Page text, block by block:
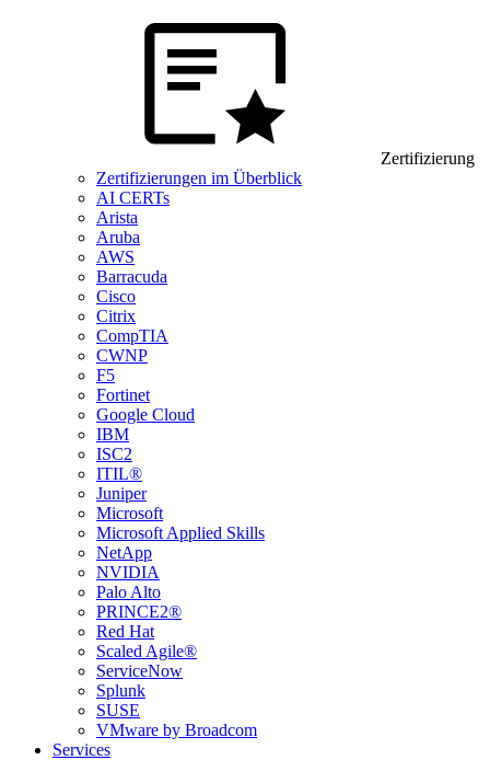
Zertifizierung
Zertifizierungen im Überblick
AI CERTs
Arista
Aruba
AWS
Barracuda
Cisco
Citrix
CompTIA
CWNP
F5
Fortinet
Google Cloud
IBM
ISC2
ITIL®
Juniper
Microsoft
Microsoft Applied Skills
NetApp
NVIDIA
Palo Alto
PRINCE2®
Red Hat
Scaled Agile®
ServiceNow
Splunk
SUSE
VMware by Broadcom
Services